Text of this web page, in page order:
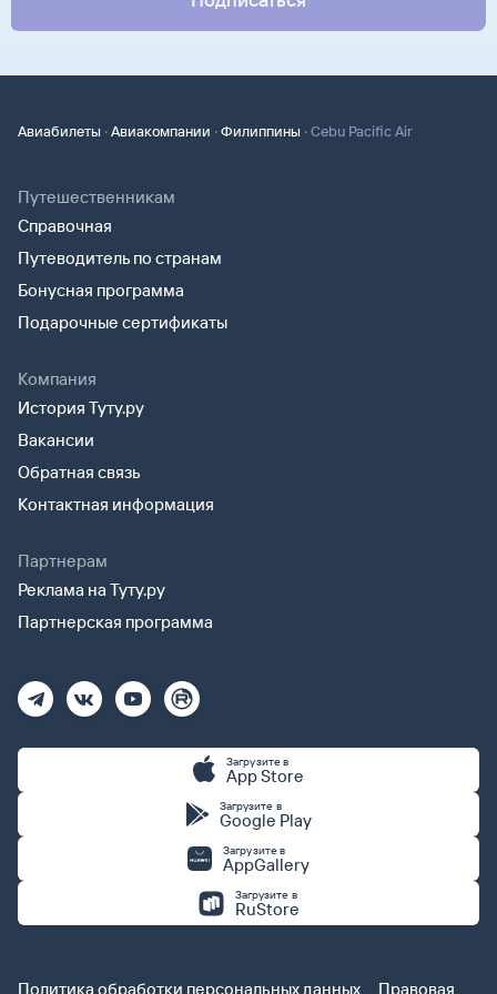
Авиабилеты ·Авиакомпании ·Филиппины ·Cebu Pacific Air
Путешественникам
Справочная
Путеводитель по странам
Бонусная программа
Подарочные сертификаты
Компания
История Туту.ру
Вакансии
Обратная связь
Контактная информация
Партнерам
Реклама на Туту.ру
Партнерская программа
Загрузите в
App Store
Загрузите в
Google Play
Загрузите в
AppGallery
Загрузите в
RuStore
Политика обработки персональных данных Правовая